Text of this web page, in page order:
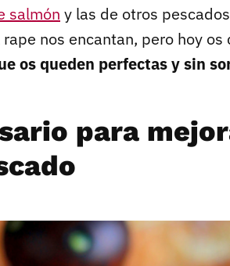
salmón y las de otros
nos encantan, pero hoy os
os queden perfectas y sin
para